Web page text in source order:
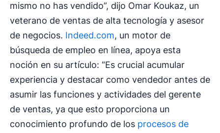
mismo no has vendido”, dijo Omar Koukaz, un
veterano de ventas de alta tecnología y asesor
de negocios. Indeed.com, un motor de
búsqueda de empleo en línea, apoya esta
noción en su artículo: “Es crucial acumular
experiencia y destacar como vendedor antes de
asumir las funciones y actividades del gerente
de ventas, ya que esto proporciona un
conocimiento profundo de los procesos de